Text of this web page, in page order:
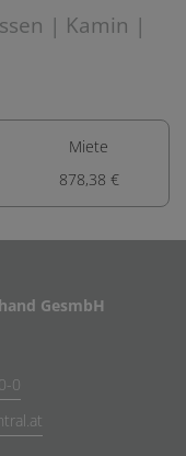
| Kamin |
Miete
878,38 €
GesmbH
0